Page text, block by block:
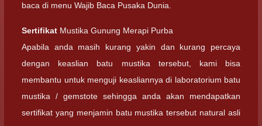
baca di menu Wajib Baca Pusaka Dunia.
Sertifikat Mustika Gunung Merapi Purba
Apabila anda masih kurang yakin dan kurang percaya
dengan keaslian batu mustika tersebut, kami bisa
membantu untuk menguji keasliannya di laboratorium batu
mustika / gemstote sehingga anda akan mendapatkan
sertifikat yang menjamin batu mustika tersebut natural asli